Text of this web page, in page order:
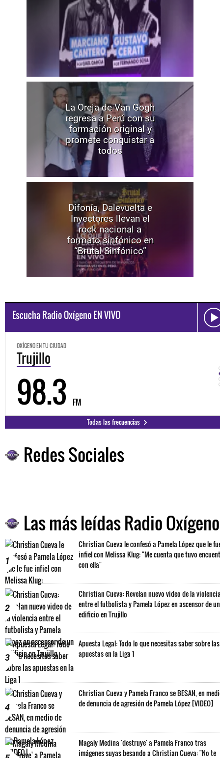
La Oreja de Van Gogh
regresa a Perú con su
formación original y
promete conquistar a
todos
Difonía, Dalevuelta e
Inyectores llevan el
rock nacional a
formato sinfónico en
“Brutal Sinfónico”
Escucha Radio Oxígeno EN VIVO
OXÍGENO EN TU CIUDAD
Trujillo
98.3 FM
Todas las frecuencias
Redes Sociales
Las más leídas Radio Oxígeno
1
Christian Cueva le confesó a Pamela López que le
infiel con Melissa Klug: "Me cuenta que tuvo
con ella"
2
Christian Cueva: Revelan nuevo video de la
entre el futbolista y Pamela López en ascensor de un
edificio en Trujillo
3
Apuesta Legal: Todo lo que necesitas saber sobre las
apuestas en la Liga 1
4
Christian Cueva y Pamela Franco se BESAN, en
de denuncia de agresión de Pamela López [VIDEO]
Magaly Medina 'destruye' a Pamela Franco tras
imágenes suyas besando a Christian Cueva: "No te